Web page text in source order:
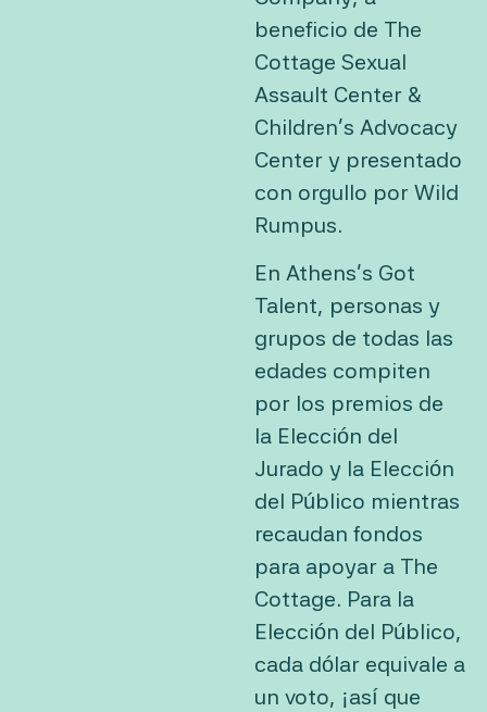
beneficio de The
Cottage Sexual
Assault Center &
Children’s Advocacy
Center y presentado
con orgullo por Wild
Rumpus.
En Athens’s Got
Talent, personas y
grupos de todas las
edades compiten
por los premios de
la Elección del
Jurado y la Elección
del Público mientras
recaudan fondos
para apoyar a The
Cottage. Para la
Elección del Público,
cada dólar equivale a
un voto, ¡así que